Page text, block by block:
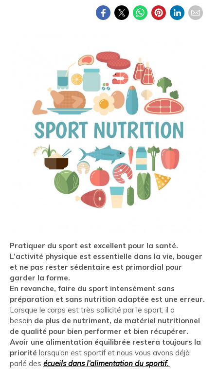
Pratiquer du sport est excellent pour la santé.
L’activité physique est essentielle dans la vie, bouger
et ne pas rester sédentaire est primordial pour
garder la forme.
En revanche, faire du sport intensément sans
préparation et sans nutrition adaptée est une erreur.
Lorsque le corps est très sollicité par le sport, il a
besoin de plus de nutriment, de matériel nutritionnel
de qualité pour bien performer et bien récupérer.
Avoir une alimentation équilibrée restera toujours la
priorité lorsqu’on est sportif et nous vous avons déjà
parlé des écueils dans l’alimentation du sportif.